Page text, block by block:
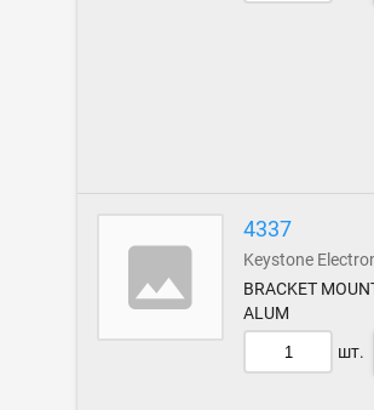
4337
Keystone
BRACKET
ALUM
шт.